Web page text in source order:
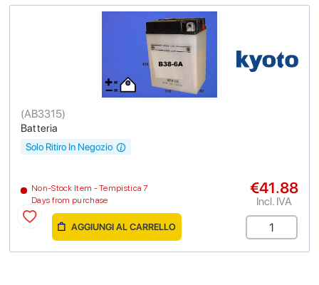
Batteria
(AB3315)
Non-Stock Item - Tempistica 7
Days from purchase
Solo Ritiro In Negozio
€41.88
Incl. IVA
AGGIUNGI AL CARRELLO